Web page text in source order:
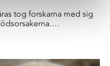
tog forskarna med sig
reportage får vi ta del av